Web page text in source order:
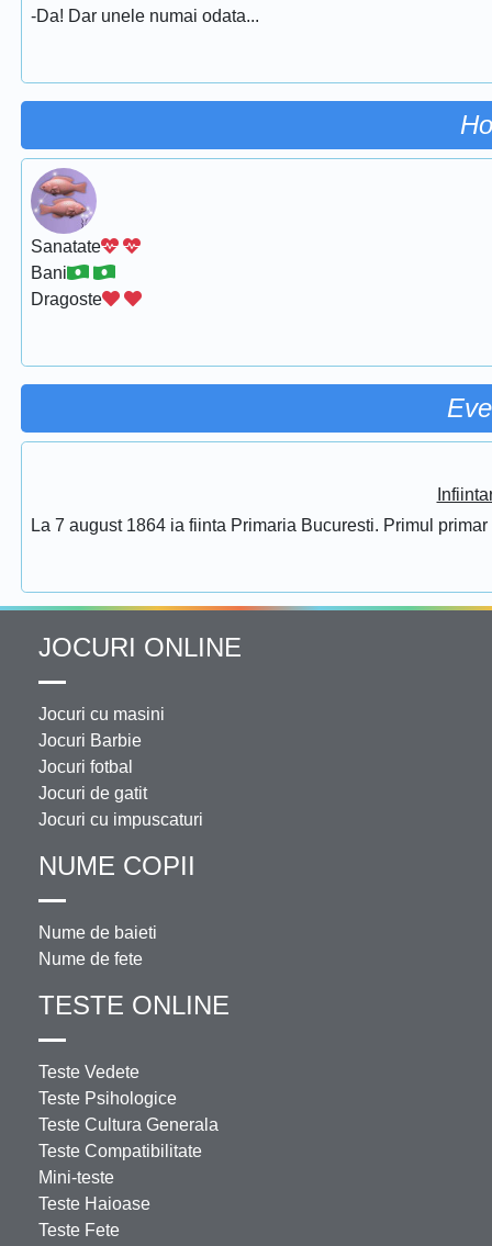
-Da! Dar unele numai odata...
Sanatate
Bani
Dragoste
La 7 august 1864 ia fiinta Primaria Bucuresti. Primul
JOCURI ONLINE
Jocuri cu masini
Jocuri Barbie
Jocuri fotbal
Jocuri de gatit
Jocuri cu impuscaturi
NUME COPII
Nume de baieti
Nume de fete
TESTE ONLINE
Teste Vedete
Teste Psihologice
Teste Cultura Generala
Teste Compatibilitate
Mini-teste
Teste Haioase
Teste Fete